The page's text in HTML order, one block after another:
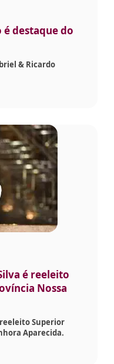
destaque do
& Ricardo
é reeleito
Nossa
Superior
Aparecida.